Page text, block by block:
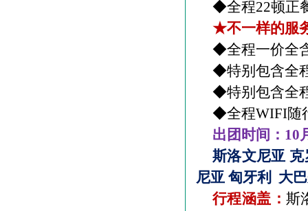
◆全程22顿正
★不一样的服
◆全程一价全
◆特别包含全
◆特别包含全
◆全程WIFI随
出团时间： 10
斯洛文尼亚
尼亚 匈牙利
大
行程涵盖： 斯